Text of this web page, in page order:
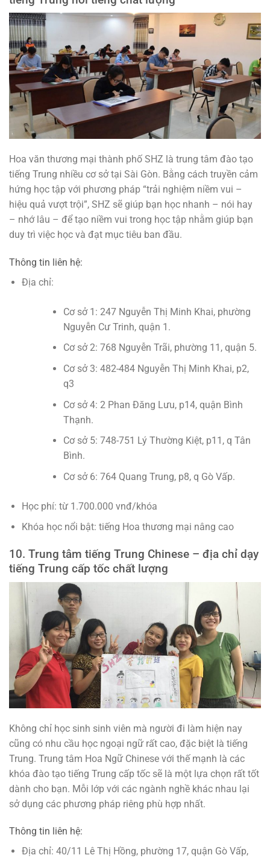
Hoa văn thương mại thành phố SHZ là trung tâm đào tạo
tiếng Trung nhiều cơ sở tại Sài Gòn. Bằng cách truyền cảm
hứng học tập với phương pháp “trải nghiệm niềm vui –
hiệu quả vượt trội”, SHZ sẽ giúp bạn học nhanh – nói hay
– nhớ lâu – để tạo niềm vui trong học tập nhằm giúp bạn
duy trì việc học và đạt mục tiêu ban đầu.
Thông tin liên hệ:
Địa chỉ:
Cơ sở 1: 247 Nguyễn Thị Minh Khai, phường
Nguyễn Cư Trinh, quận 1.
Cơ sở 2: 768 Nguyễn Trãi, phường 11, quận 5.
Cơ sở 3: 482-484 Nguyễn Thị Minh Khai, p2,
q3
Cơ sở 4: 2 Phan Đăng Lưu, p14, quận Bình
Thạnh.
Cơ sở 5: 748-751 Lý Thường Kiệt, p11, q Tân
Bình.
Cơ sở 6: 764 Quang Trung, p8, q Gò Vấp.
Học phí: từ 1.700.000 vnđ/khóa
Khóa học nổi bật: tiếng Hoa thương mại nâng cao
10. Trung tâm tiếng Trung Chinese – địa chỉ dạy
tiếng Trung cấp tốc chất lượng
Không chỉ học sinh sinh viên mà người đi làm hiện nay
cũng có nhu cầu học ngoại ngữ rất cao, đặc biệt là tiếng
Trung. Trung tâm Hoa Ngữ Chinese với thế mạnh là các
khóa đào tạo tiếng Trung cấp tốc sẽ là một lựa chọn rất tốt
dành cho bạn. Mỗi lớp với các ngành nghề khác nhau lại
sở dụng các phương pháp riêng phù hợp nhất.
Thông tin liên hệ:
Địa chỉ: 40/11 Lê Thị Hồng, phường 17, quận Gò Vấp,